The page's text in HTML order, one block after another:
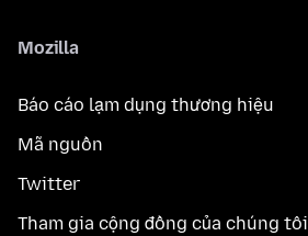
Mozilla
Báo cáo lạm dụng thương hiệu
Mã nguồn
Twitter
Tham gia cộng đồng của chúng tôi